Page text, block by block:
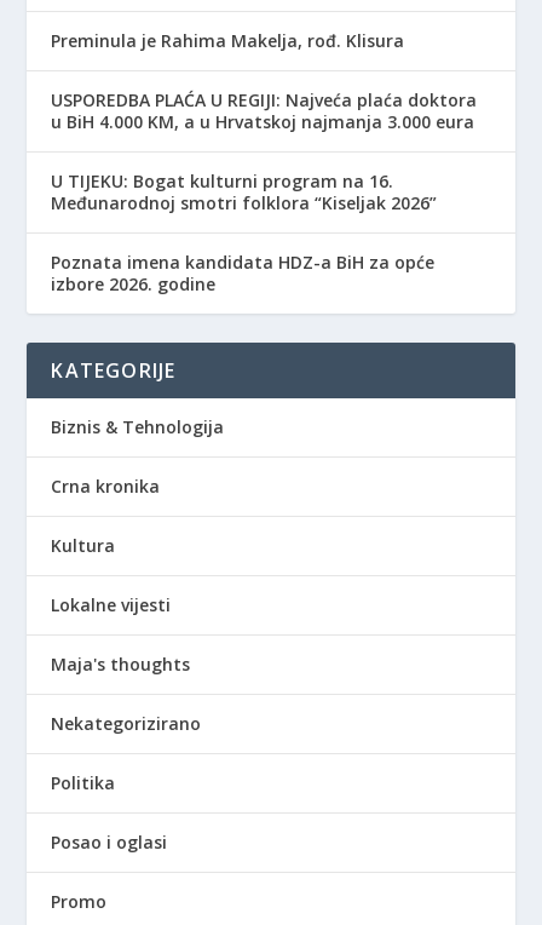
Preminula je Rahima Makelja, rođ. Klisura
USPOREDBA PLAĆA U REGIJI: Najveća plaća doktora
u BiH 4.000 KM, a u Hrvatskoj najmanja 3.000 eura
​U TIJEKU: Bogat kulturni program na 16.
Međunarodnoj smotri folklora “Kiseljak 2026”
Poznata imena kandidata HDZ-a BiH za opće
izbore 2026. godine
KATEGORIJE
Biznis & Tehnologija
Crna kronika
Kultura
Lokalne vijesti
Maja's thoughts
Nekategorizirano
Politika
Posao i oglasi
Promo